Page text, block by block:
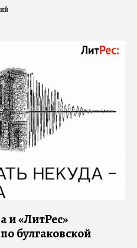
и «ЛитРес»
булгаковской